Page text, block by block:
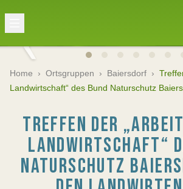
Home › Ortsgruppen › Baiersdorf ›
Landwirtschaft“ des Bund Naturschutz
TREFFEN DER
LANDWIRTSCHAFT“
NATURSCHUTZ